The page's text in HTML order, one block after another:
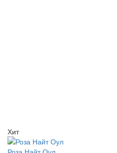
Хит